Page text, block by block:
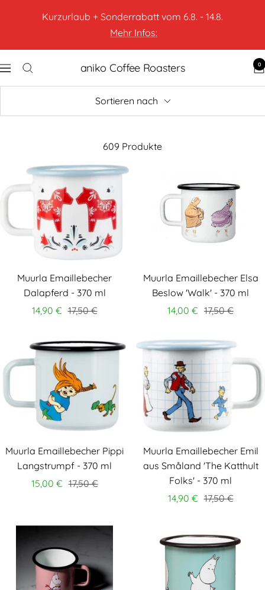
Kurzurlaub + Sonderrabatt vom 6.8. - 14.8.
Mehr Infos:
aniko Coffee Roasters 0
Sortieren nach
609 Produkte
Muurla Emaillebecher
Dalapferd - 370 ml
14,90 € 17,50 €
Muurla Emaillebecher Elsa
Beslow 'Walk' - 370 ml
14,00 € 17,50 €
Muurla Emaillebecher Pippi
Langstrumpf - 370 ml
15,00 € 17,50 €
Muurla Emaillebecher Emil
aus Småland 'The Katthult
Folks' - 370 ml
14,90 € 17,50 €